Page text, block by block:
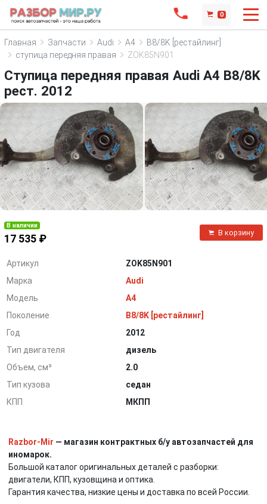
0
Главная Запчасти Audi A4
B8/8K [рестайлинг]
ступица передняя правая
ZOK85N901
Ступица передняя правая Audi A4 B8/8K
рест. 2012
В наличии
17 535 ₽
В корзину
Артикул
ZOK85N901
Марка
Audi
Модель
A4
Поколение
B8/8K [рестайлинг]
Год
2012
Тип двигателя
дизель
Объем, см³
2.0
Тип кузова
седан
КПП
МКПП
Razbor-Mir — магазин контрактных б/у автозапчастей для
иномарок.
Большой каталог оригинальных деталей с разборки:
двигатели, КПП, кузовщина и оптика.
Гарантия качества, низкие цены и доставка по всей России.